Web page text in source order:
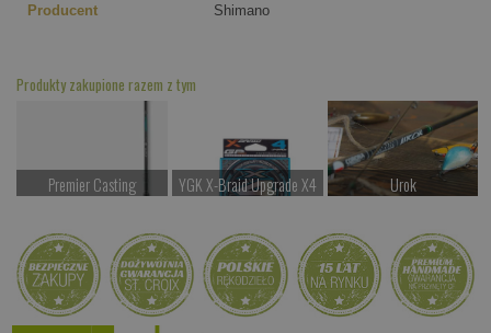
Producent Shimano
Produkty zakupione razem z tym
Premier Casting
Kup teraz >
YGK X-Braid Upgrade X4
Kup teraz >
Urok
Kup teraz >
Antares
od 2247.00 PLN